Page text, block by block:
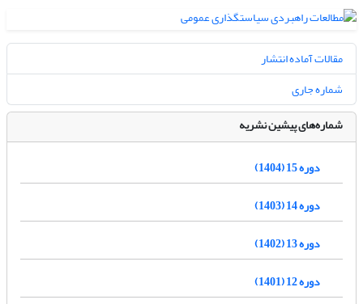
مقالات آماده انتشار
شماره جاری
شماره‌های پیشین نشریه
دوره 15 (1404)
دوره 14 (1403)
دوره 13 (1402)
دوره 12 (1401)